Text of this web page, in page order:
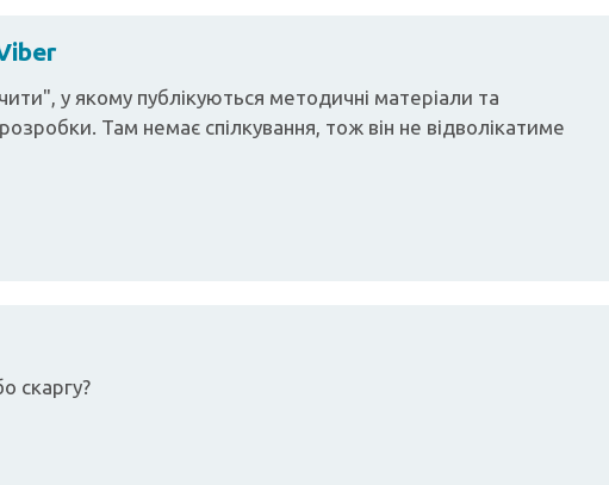
у якому публікуються методичні матеріали та
Там немає спілкування, тож він не відволікатиме
скаргу?